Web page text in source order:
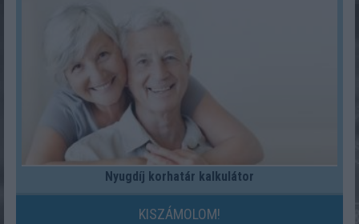
Nyugdíj korhatár kalkulátor
KISZÁMOLOM!